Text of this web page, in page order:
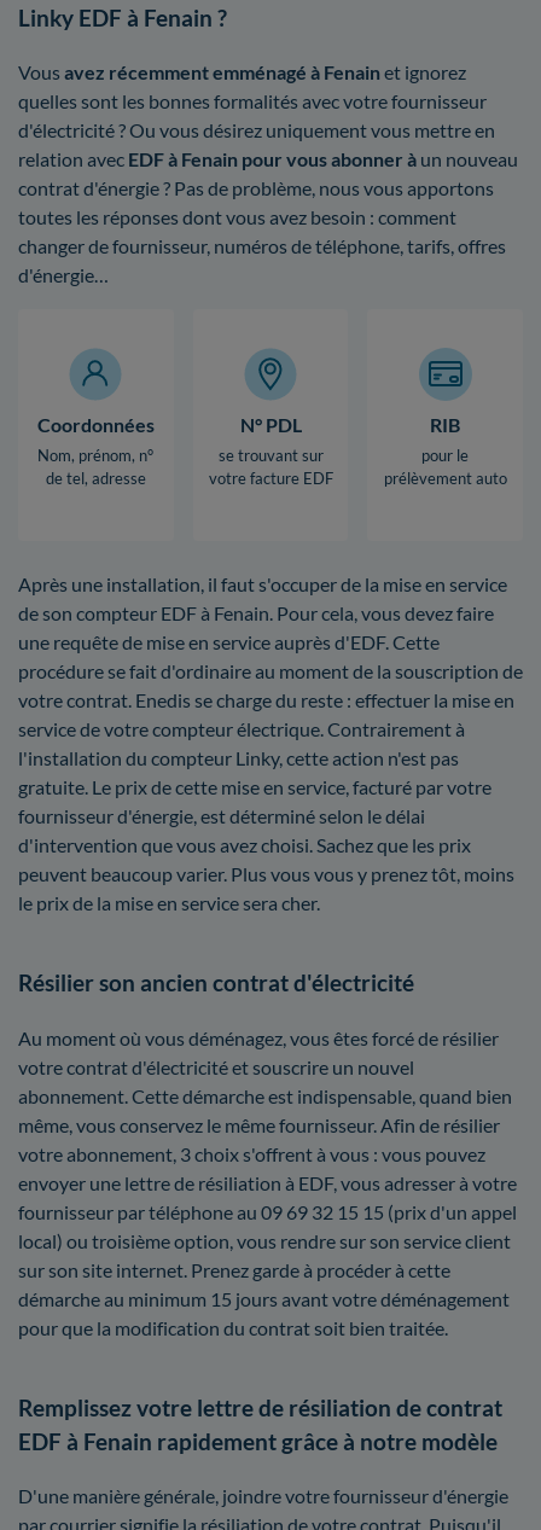
Linky EDF à Fenain ?
Vous avez récemment emménagé à Fenain et ignorez
quelles sont les bonnes formalités avec votre fournisseur
d'électricité ? Ou vous désirez uniquement vous mettre en
relation avec EDF à Fenain pour vous abonner à un nouveau
contrat d'énergie ? Pas de problème, nous vous apportons
toutes les réponses dont vous avez besoin : comment
changer de fournisseur, numéros de téléphone, tarifs, offres
d'énergie…
Coordonnées
Nom, prénom, n°
de tel, adresse
N° PDL
se trouvant sur
votre facture EDF
RIB
pour le
prélèvement auto
Après une installation, il faut s'occuper de la mise en service
de son compteur EDF à Fenain. Pour cela, vous devez faire
une requête de mise en service auprès d'EDF. Cette
procédure se fait d'ordinaire au moment de la souscription de
votre contrat. Enedis se charge du reste : effectuer la mise en
service de votre compteur électrique. Contrairement à
l'installation du compteur Linky, cette action n'est pas
gratuite. Le prix de cette mise en service, facturé par votre
fournisseur d'énergie, est déterminé selon le délai
d'intervention que vous avez choisi. Sachez que les prix
peuvent beaucoup varier. Plus vous vous y prenez tôt, moins
le prix de la mise en service sera cher.
Résilier son ancien contrat d'électricité
Au moment où vous déménagez, vous êtes forcé de résilier
votre contrat d'électricité et souscrire un nouvel
abonnement. Cette démarche est indispensable, quand bien
même, vous conservez le même fournisseur. Afin de résilier
votre abonnement, 3 choix s'offrent à vous : vous pouvez
envoyer une lettre de résiliation à EDF, vous adresser à votre
fournisseur par téléphone au 09 69 32 15 15 (prix d'un appel
local) ou troisième option, vous rendre sur son service client
sur son site internet. Prenez garde à procéder à cette
démarche au minimum 15 jours avant votre déménagement
pour que la modification du contrat soit bien traitée.
Remplissez votre lettre de résiliation de contrat
EDF à Fenain rapidement grâce à notre modèle
D'une manière générale, joindre votre fournisseur d'énergie
par courrier signifie la résiliation de votre contrat. Puisqu'il